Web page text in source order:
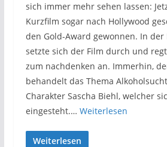
sich immer mehr sehen lassen:
Kurzfilm sogar nach Hollywood
den Gold-Award gewonnen. In der
setzte sich der Film durch und
zum nachdenken an. Immerhin,
behandelt das Thema
Charakter Sascha Biehl, welcher
eingesteht.… Weiterlesen
Weiterlesen